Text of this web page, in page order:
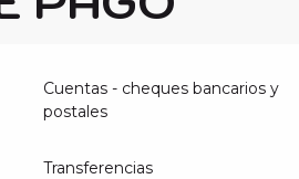
Cuentas - cheques bancarios y
postales
Transferencias